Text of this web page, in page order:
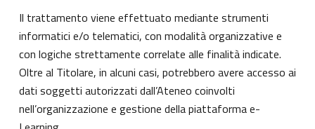
Il trattamento viene effettuato mediante strumenti
informatici e/o telematici, con modalità organizzative e
con logiche strettamente correlate alle finalità indicate.
Oltre al Titolare, in alcuni casi, potrebbero avere accesso ai
dati soggetti autorizzati dall’Ateneo coinvolti
nell’organizzazione e gestione della piattaforma e-